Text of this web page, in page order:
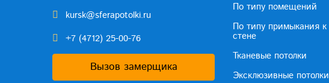
kursk@sferapotolki.ru
+7 (4712) 25-00-76
Вызов замерщика
По типу помещений
По типу примыкания к
стене
Тканевые потолки
Эксклюзивные потолки